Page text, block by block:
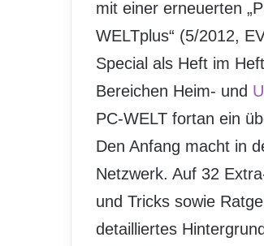
mit einer erneuerten
WELTplus“ (5/2012,
Special als Heft im
Bereichen Heim- und
PC-WELT fortan ein
Den Anfang macht in
Netzwerk. Auf 32
und Tricks sowie
detailliertes